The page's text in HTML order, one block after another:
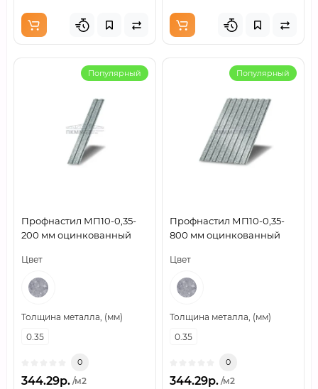
Популярный
Профнастил МП10-0,35-
200 мм оцинкованный
Цвет
Толщина металла, (мм)
0.35
0
344.29р. /м2
Популярный
Профнастил МП10-0,35-
800 мм оцинкованный
Цвет
Толщина металла, (мм)
0.35
0
344.29р. /м2